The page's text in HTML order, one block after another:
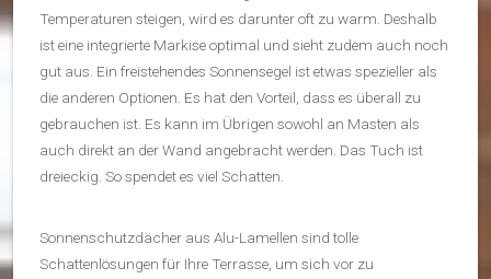
Temperaturen steigen, wird es darunter oft zu warm. Deshalb
ist eine integrierte Markise optimal und sieht zudem auch noch
gut aus. Ein freistehendes Sonnensegel ist etwas spezieller als
die anderen Optionen. Es hat den Vorteil, dass es überall zu
gebrauchen ist. Es kann im Übrigen sowohl an Masten als
auch direkt an der Wand angebracht werden. Das Tuch ist
dreieckig. So spendet es viel Schatten.
Sonnenschutzdächer aus Alu-Lamellen sind tolle
Schattenlösungen für Ihre Terrasse, um sich vor zu